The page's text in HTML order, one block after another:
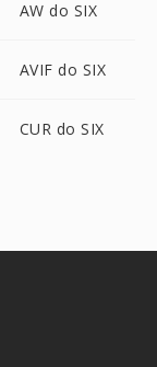
AW do SIX
AVIF do SIX
CUR do SIX